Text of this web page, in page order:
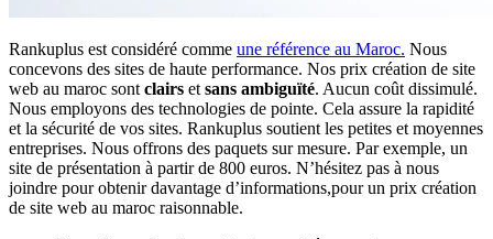
Rankuplus est considéré comme une référence au Maroc. Nous
concevons des sites de haute performance. Nos prix création de site
web au maroc sont clairs et sans ambiguïté. Aucun coût dissimulé.
Nous employons des technologies de pointe. Cela assure la rapidité
et la sécurité de vos sites. Rankuplus soutient les petites et moyennes
entreprises. Nous offrons des paquets sur mesure. Par exemple, un
site de présentation à partir de 800 euros. N’hésitez pas à nous
joindre pour obtenir davantage d’informations,pour un prix création
de site web au maroc raisonnable.